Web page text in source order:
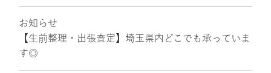
お知らせ
【生前整理・出張査定】埼玉県内どこでも承っていま
す◎